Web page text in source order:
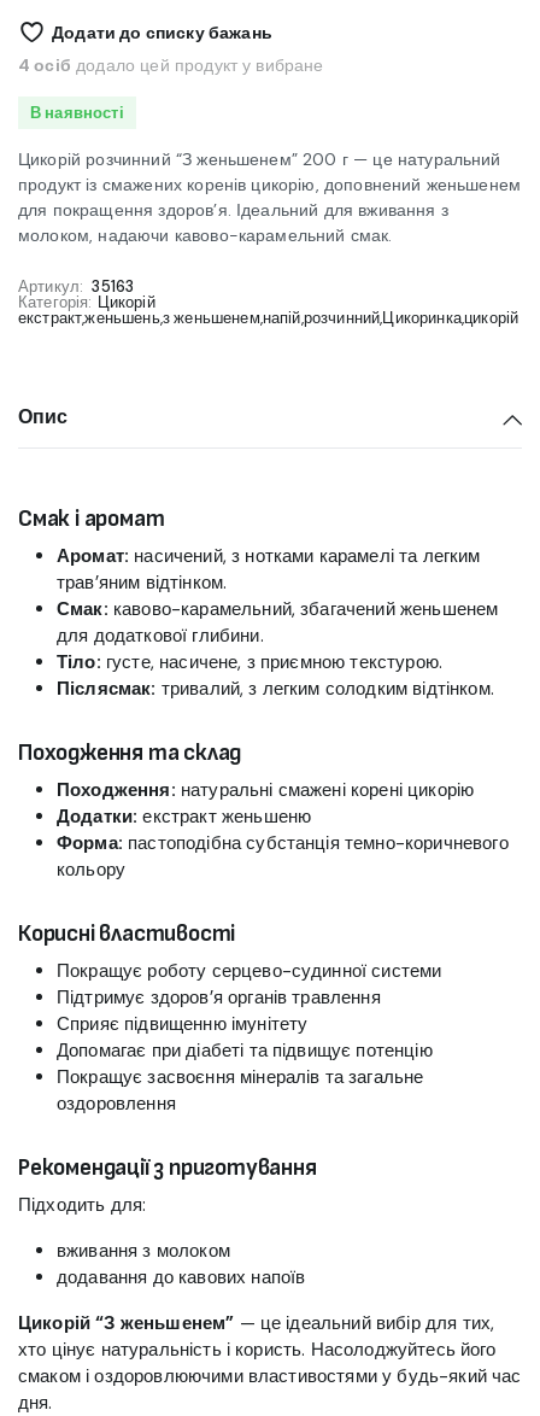
200
г
кількість
Додати до списку бажань
4 осіб додало цей продукт у вибране
В наявності
Цикорій розчинний “З женьшенем” 200 г — це натуральний
продукт із смажених коренів цикорію, доповнений женьшенем
для покращення здоров’я. Ідеальний для вживання з
молоком, надаючи кавово-карамельний смак.
Артикул: 35163
Категорія: Цикорій
екстракт,женьшень,з женьшенем,напій,розчинний,Цикоринка,цикорій
Опис
Смак і аромат
Аромат: насичений, з нотками карамелі та легким
трав’яним відтінком.
Смак: кавово-карамельний, збагачений женьшенем
для додаткової глибини.
Тіло: густе, насичене, з приємною текстурою.
Післясмак: тривалий, з легким солодким відтінком.
Походження та склад
Походження: натуральні смажені корені цикорію
Додатки: екстракт женьшеню
Форма: пастоподібна субстанція темно-коричневого
кольору
Корисні властивості
Покращує роботу серцево-судинної системи
Підтримує здоров’я органів травлення
Сприяє підвищенню імунітету
Допомагає при діабеті та підвищує потенцію
Покращує засвоєння мінералів та загальне
оздоровлення
Рекомендації з приготування
Підходить для:
вживання з молоком
додавання до кавових напоїв
Цикорій “З женьшенем” — це ідеальний вибір для тих,
хто цінує натуральність і користь. Насолоджуйтесь його
смаком і оздоровлюючими властивостями у будь-який час
дня.